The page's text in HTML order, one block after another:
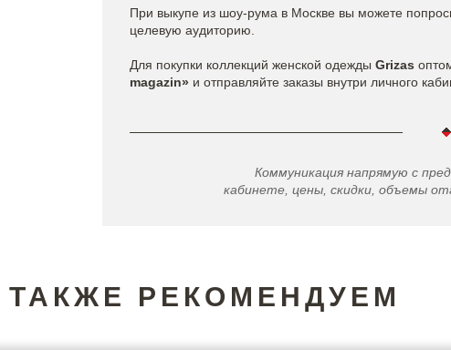
При выкупе из шоу-рума в Москве вы можете
целевую аудиторию.
Для покупки коллекций женской одежды Grizas​
magazin» и отправляйте заказы внутри личного
Коммуникация напрямую с
кабинете, цены, скидки, объемы
ТАКЖЕ РЕКОМЕНДУЕМ